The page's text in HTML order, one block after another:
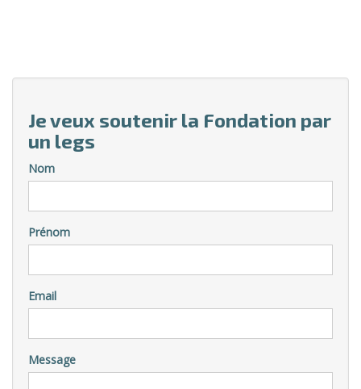
Je veux soutenir la Fondation par
un legs
Nom
Prénom
Email
Message